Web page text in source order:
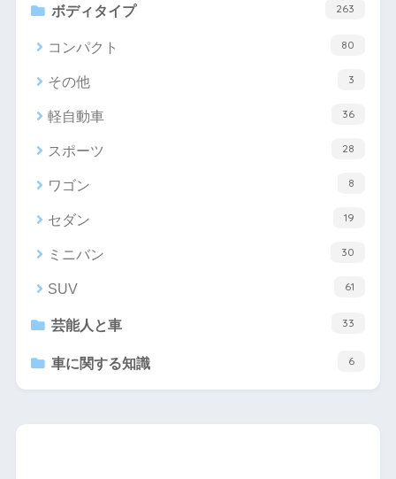
ボディタイプ 263
コンパクト 80
その他 3
軽自動車 36
スポーツ 28
ワゴン 8
セダン 19
ミニバン 30
SUV 61
芸能人と車 33
車に関する知識 6